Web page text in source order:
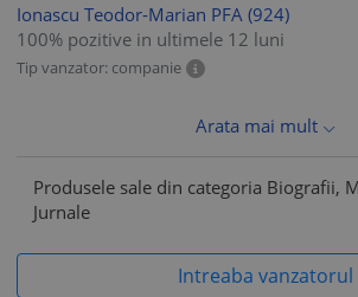
Ionascu Teodor-Marian PFA (924)
100% pozitive in ultimele 12 luni
Tip vanzator: companie
Arata mai mult
Produsele sale din categoria Biografii,
Jurnale
Intreaba vanzatorul